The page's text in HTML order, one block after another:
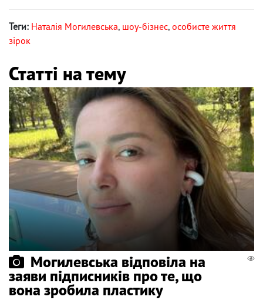
Теги: Наталія Могилевська, шоу-бізнес, особисте життя
зірок
Статті на тему
Могилевська відповіла на
заяви підписників про те, що
вона зробила пластику